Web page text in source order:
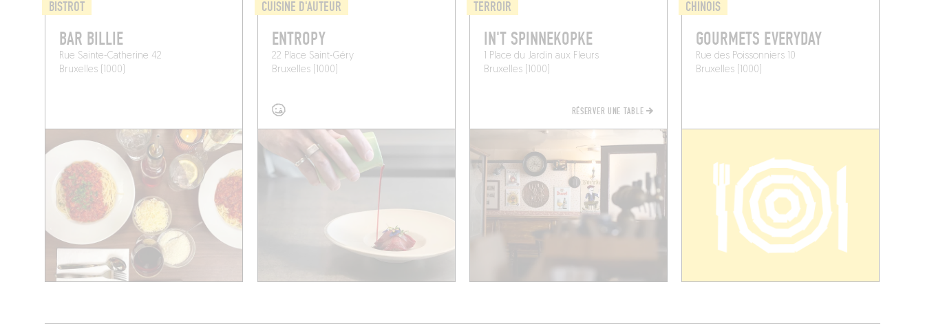
BISTROT
BAR BILLIE
Rue Sainte-Catherine 42
Bruxelles (1000)
CUISINE D'AUTEUR
ENTROPY
22 Place Saint-Géry
Bruxelles (1000)
TERROIR
IN'T SPINNEKOPKE
1 Place du Jardin aux Fleurs
Bruxelles (1000)
RÉSERVER UNE TABLE
CHINOIS
GOURMETS EVERYDAY
Rue des Poissonniers 10
Bruxelles (1000)